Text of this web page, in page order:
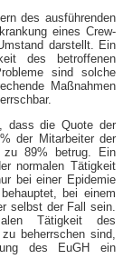
des ausführenden
eines Crew-​
darstellt. Ein
des betroffenen
sind solche
Maßnahmen
dass die Quote der
der Mitarbeiter der
zu 89% betrug. Ein
normalen Tätigkeit
bei einer Epidemie
bei einem
selbst der Fall sein.
Tätigkeit des
beherrschen sind,
des EuGH ein